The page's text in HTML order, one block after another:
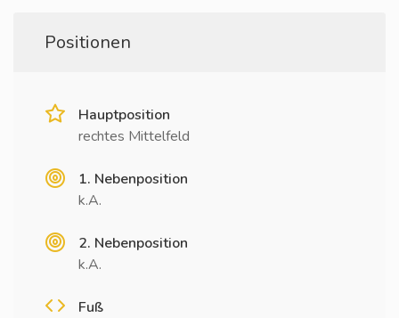
Positionen
Hauptposition
rechtes Mittelfeld
1. Nebenposition
k.A.
2. Nebenposition
k.A.
Fuß